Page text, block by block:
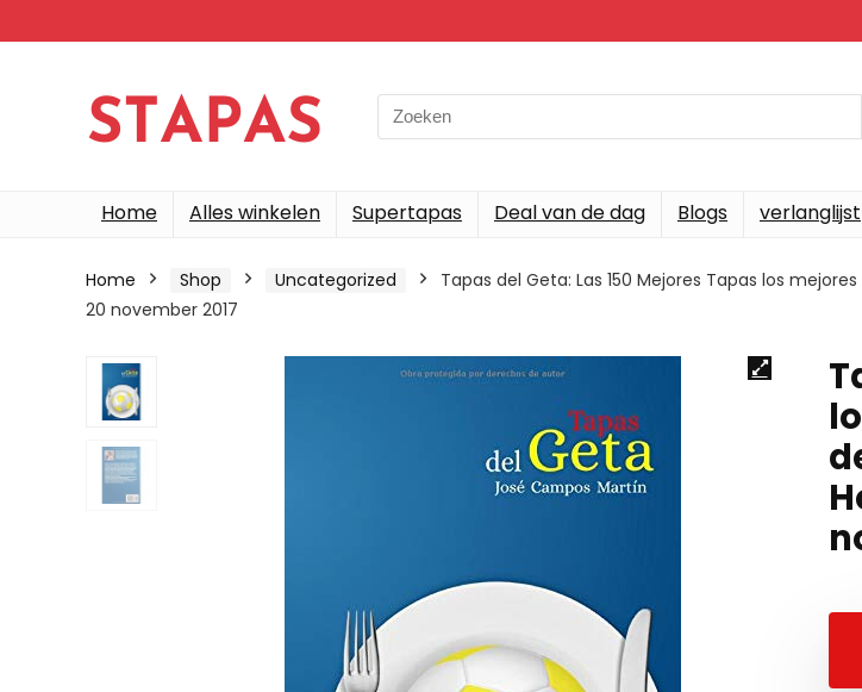
Search
for:
Home Alles winkelen Supertapas Deal van de dag Blogs verlanglijst
Home Shop Uncategorized
Tapas del Geta: Las 150 Mejores Tapas los
20 november 2017